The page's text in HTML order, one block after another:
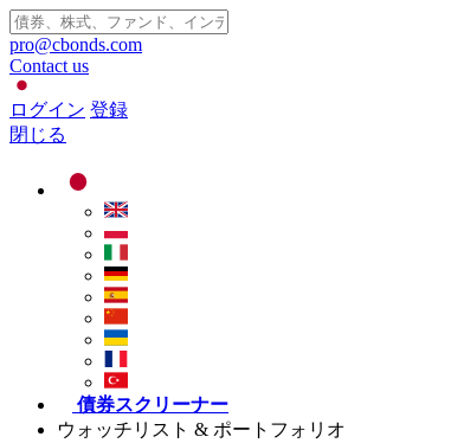
pro@cbonds.com
Contact us
ログイン 登録
閉じる
債券スクリーナー
ウォッチリスト & ポートフォリオ